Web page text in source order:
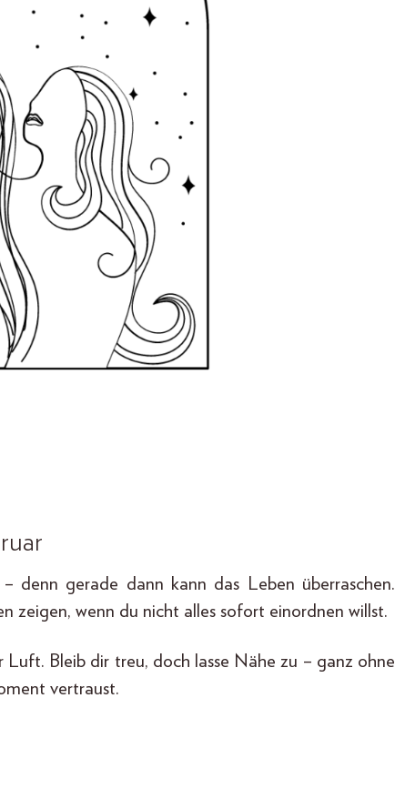
denn gerade dann kann das Leben überraschen.
zeigen, wenn du nicht alles sofort einordnen willst.
Bleib dir treu, doch lasse Nähe zu – ganz ohne
vertraust.